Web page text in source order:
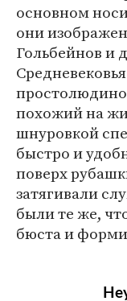
основном
они
Гольбейнов и
похожий на
шнуровкой
быстро и
поверх
затягивали
были те же,
бюста и